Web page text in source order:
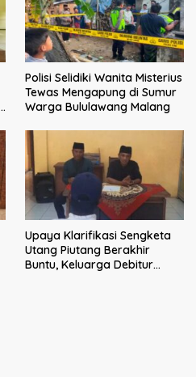
Polisi Selidiki Wanita Misterius
Tewas Mengapung di Sumur
Warga Bululawang Malang
Upaya Klarifikasi Sengketa
Utang Piutang Berakhir
Buntu, Keluarga Debitur